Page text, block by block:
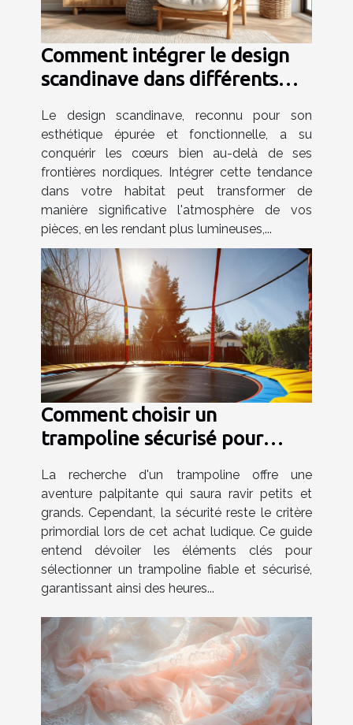
Comment intégrer le design
scandinave dans différents
Le design scandinave, reconnu pour son
esthétique épurée et fonctionnelle, a su
conquérir les cœurs bien au-delà de ses
frontières nordiques. Intégrer cette tendance
dans votre habitat peut transformer de
manière significative l'atmosphère de vos
pièces, en les rendant plus lumineuses,...
Comment choisir un
trampoline sécurisé pour
La recherche d'un trampoline offre une
aventure palpitante qui saura ravir petits et
grands. Cependant, la sécurité reste le critère
primordial lors de cet achat ludique. Ce guide
entend dévoiler les éléments clés pour
sélectionner un trampoline fiable et sécurisé,
garantissant ainsi des heures...